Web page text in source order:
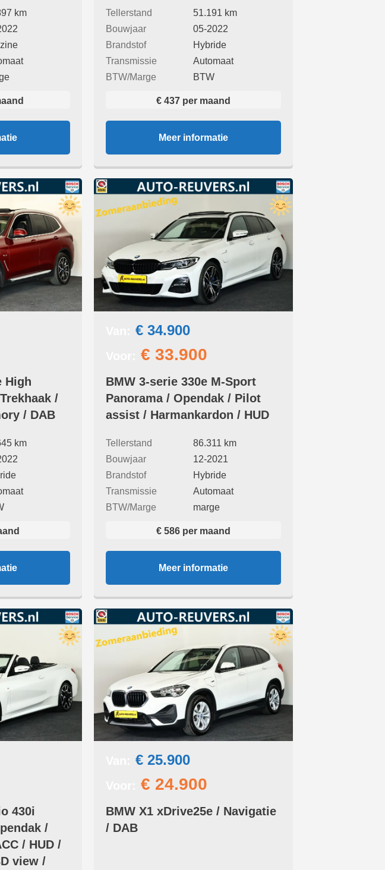
km
Tellerstand
51.191 km
Bouwjaar
05-2022
Brandstof
Hybride
Transmissie
Automaat
BTW/Marge
BTW
€ 437 per maand
Meer informatie
High
/
/ DAB
km
€ 34.900
€ 33.900
BMW 3-serie 330e M-Sport
Panorama / Opendak / Pilot
assist / Harmankardon / HUD
Tellerstand
86.311 km
Bouwjaar
12-2021
Brandstof
Hybride
Transmissie
Automaat
BTW/Marge
marge
€ 586 per maand
Meer informatie
430i
/
/ HUD /
view /
€ 25.900
€ 24.900
BMW X1 xDrive25e / Navigatie
/ DAB